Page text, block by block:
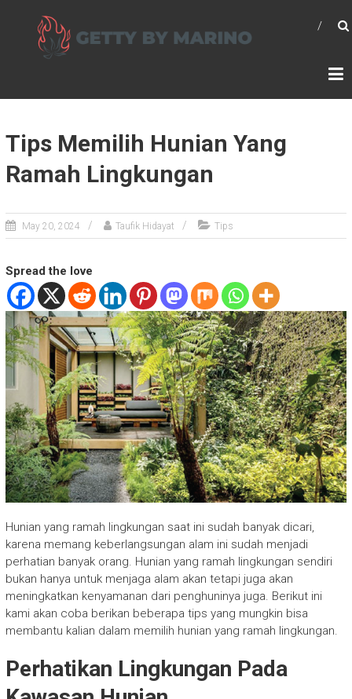
content
GETTYBYMARINO.COM
Tips Memilih Hunian Yang
Ramah Lingkungan
May 20, 2024 Taufik Hidayat Tips
Spread the love
Hunian yang ramah lingkungan saat ini sudah banyak dicari,
karena memang keberlangsungan alam ini sudah menjadi
perhatian banyak orang. Hunian yang ramah lingkungan sendiri
bukan hanya untuk menjaga alam akan tetapi juga akan
meningkatkan kenyamanan dari penghuninya juga. Berikut ini
kami akan coba berikan beberapa tips yang mungkin bisa
membantu kalian dalam memilih hunian yang ramah lingkungan.
Perhatikan Lingkungan Pada